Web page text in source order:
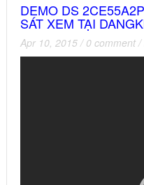
DEMO DS
SÁT XEM TẠI
Apr 10, 2015 / 0 comment /